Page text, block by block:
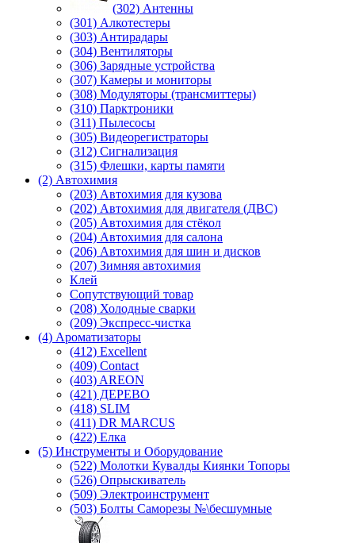
(302) Антенны
(301) Алкотестеры
(303) Антирадары
(304) Вентиляторы
(306) Зарядные устройства
(307) Камеры и мониторы
(308) Модуляторы (трансмиттеры)
(310) Парктроники
(311) Пылесосы
(305) Видеорегистраторы
(312) Сигнализация
(315) Флешки, карты памяти
(2) Автохимия
(203) Автохимия для кузова
(202) Автохимия для двигателя (ДВС)
(205) Автохимия для стёкол
(204) Автохимия для салона
(206) Автохимия для шин и дисков
(207) Зимняя автохимия
Клей
Сопутствующий товар
(208) Холодные сварки
(209) Экспреcс-чистка
(4) Ароматизаторы
(412) Excellent
(409) Contact
(403) AREON
(421) ДЕРЕВО
(418) SLIM
(411) DR MARCUS
(422) Елка
(5) Инструменты и Оборудование
(522) Молотки Кувалды Киянки Топоры
(526) Опрыскиватель
(509) Электроинструмент
(503) Болты Саморезы №\бесшумные